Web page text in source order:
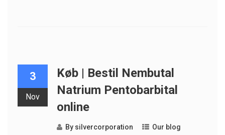
3
Nov
Køb | Bestil Nembutal
Natrium Pentobarbital
online
By silvercorporation
Our blog